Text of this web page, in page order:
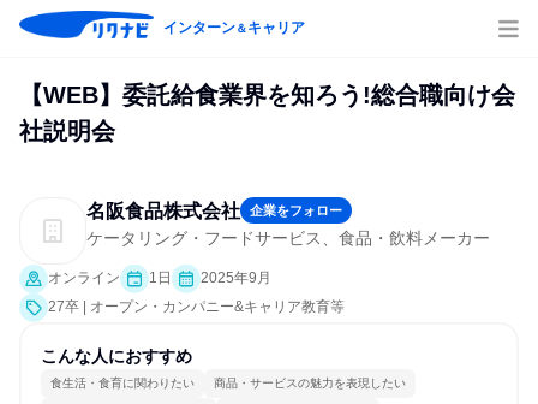
インターン＆キャリア
【WEB】委託給食業界を知ろう!総合職向け会
社説明会
名阪食品株式会社 企業をフォロー
ケータリング・フードサービス、食品・飲料メーカー
オンライン 1日
2025年9月
27卒 | オープン・カンパニー&キャリア教育等
こんな人におすすめ
食生活・食育に関わりたい 商品・サービスの魅力を表現したい